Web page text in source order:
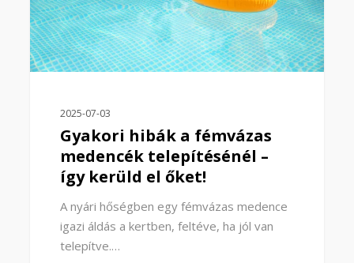
2025-07-03
Gyakori hibák a fémvázas
medencék telepítésénél –
így kerüld el őket!
A nyári hőségben egy fémvázas medence
igazi áldás a kertben, feltéve, ha jól van
telepítve.…